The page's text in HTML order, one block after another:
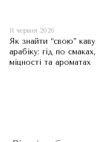
11 червня 2026
Як знайти “свою” каву
арабіку: гід по смаках,
міцності та ароматах